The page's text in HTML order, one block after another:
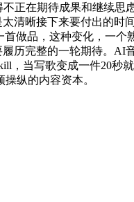
正在期待成果和继续
清晰接下来要付出的
做品，这种变化，一
历完整的一轮期待。
当写歌变成一件20秒
纵的内容资本。